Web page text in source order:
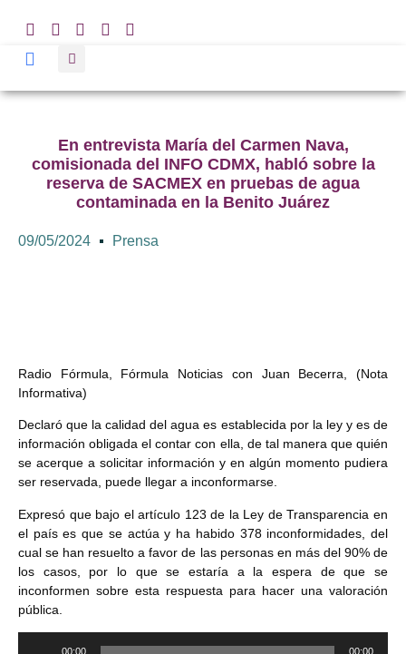
En entrevista María del Carmen Nava,
comisionada del INFO CDMX, habló sobre la
reserva de SACMEX en pruebas de agua
contaminada en la Benito Juárez
09/05/2024 Prensa
Radio Fórmula, Fórmula Noticias con Juan Becerra, (Nota
Informativa)
Declaró que la calidad del agua es establecida por la ley y es de
información obligada el contar con ella, de tal manera que quién
se acerque a solicitar información y en algún momento pudiera
ser reservada, puede llegar a inconformarse.
Expresó que bajo el artículo 123 de la Ley de Transparencia en
el país es que se actúa y ha habido 378 inconformidades, del
cual se han resuelto a favor de las personas en más del 90% de
los casos, por lo que se estaría a la espera de que se
inconformen sobre esta respuesta para hacer una valoración
pública.
00:00 00:00